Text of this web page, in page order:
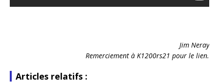
Jim Neray
Remerciement à K1200rs21 pour le lien.
Articles relatifs :